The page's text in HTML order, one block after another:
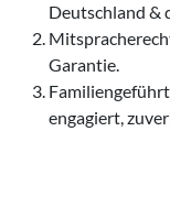
Deutschland &
Garantie.
engagiert,